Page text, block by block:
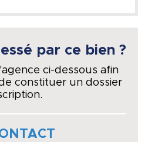
par ce bien ?
ci-dessous afin
constituer un dossier